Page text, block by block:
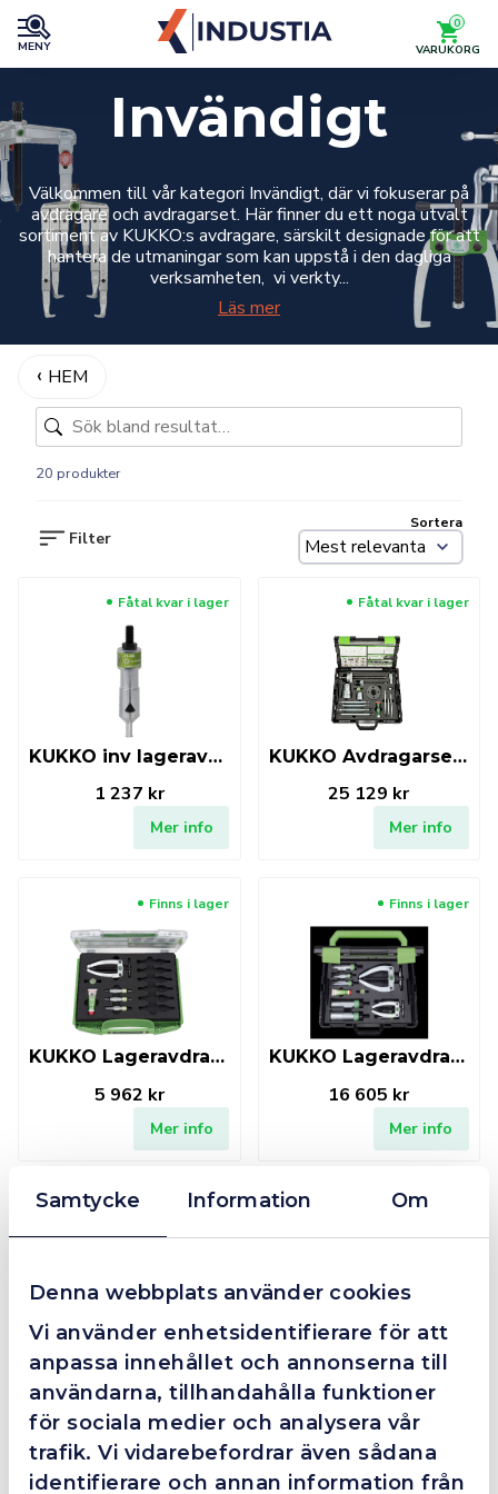
Samtycke Information Om
Denna webbplats använder cookies
Vi använder enhetsidentifierare för att
anpassa innehållet och annonserna till
användarna, tillhandahålla funktioner
för sociala medier och analysera vår
trafik. Vi vidarebefordrar även sådana
identifierare och annan information från
MENY
0
VARUKORG
Invändigt
Välkommen till vår kategori Invändigt, där vi fokuserar på
avdragare och avdragarset. Här finner du ett noga utvalt
sortiment av KUKKO:s avdragare, särskilt designade för att
hantera de utmaningar som kan uppstå i den dagliga
verksamheten, vi verkty...
Läs mer
HEM
20 produkter
Sortera
Filter
Fåtal kvar i lager
KUKKO inv lageravdragare 6-10mm
1 237 kr
Mer info
Fåtal kvar i lager
KUKKO Avdragarset för kullager 60 delar
25 129 kr
Mer info
Finns i lager
KUKKO Lageravdragarset inv 6-19mm
5 962 kr
Mer info
Finns i lager
KUKKO Lageravdragarset inv 12-70mm
16 605 kr
Mer info
Fåtal kvar i lager
KUKKO Lageravdragarset inv 12-46mm
11 792 kr
Mer info
Finns i lager
3 401 kr
Mer info